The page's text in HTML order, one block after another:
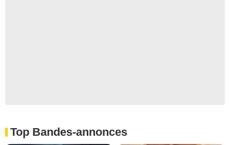
Top Bandes-annonces